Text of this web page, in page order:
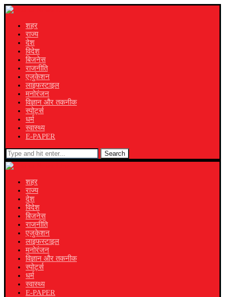
शहर
राज्य
देश
विदेश
बिजनेस
राजनीति
एजुकेशन
लाइफस्टाइल
मनोरंजन
विज्ञान और तकनीक
स्पोर्ट्स
धर्म
स्वास्थ्य
E-PAPER
Search
शहर
राज्य
देश
विदेश
बिजनेस
राजनीति
एजुकेशन
लाइफस्टाइल
मनोरंजन
विज्ञान और तकनीक
स्पोर्ट्स
धर्म
स्वास्थ्य
E-PAPER